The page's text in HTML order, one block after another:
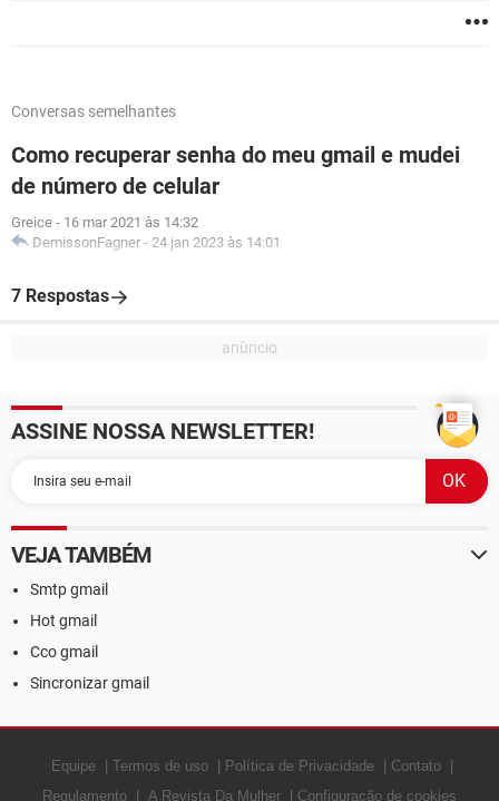
Conversas semelhantes
Como recuperar senha do meu gmail e mudei
de número de celular
Greice - 16 mar 2021 às 14:32
DemissonFagner - 24 jan 2023 às 14:01
7 Respostas
ASSINE NOSSA NEWSLETTER!
VEJA TAMBÉM
Smtp gmail
Hot gmail
Cco gmail
Sincronizar gmail
Equipe Termos de uso Política de Privacidade
Contato
Regulamento
A Revista Da Mulher Configuração de cookies